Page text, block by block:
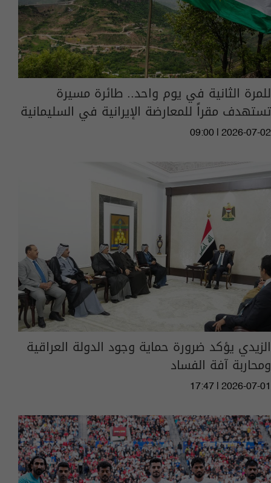
للمرة الثانية في يوم واحد.. طائرة مسيرة
تستهدف مقراً للمعارضة الإيرانية في السليمانية
09:00 | 2026-07-02
الزيدي يؤكد ضرورة حماية وجود الدولة العراقية
ومحاربة آفة الفساد
17:47 | 2026-07-01